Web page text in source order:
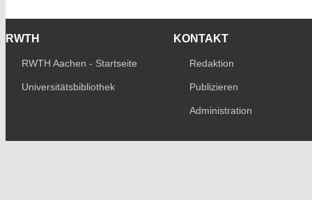
RWTH
RWTH Aachen - Startseite
Universitätsbibliothek
KONTAKT
Redaktion
Publizieren
Administration